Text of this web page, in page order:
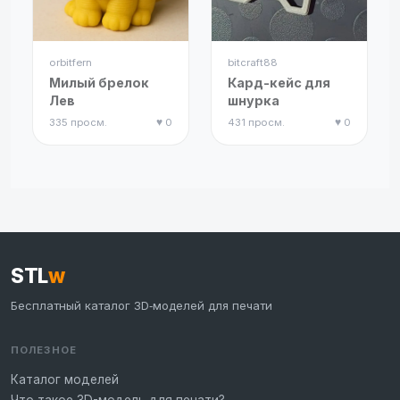
orbitfern
Милый брелок
Лев
335 просм. ♥ 0
bitcraft88
Кард-кейс для
шнурка
431 просм. ♥ 0
STLw
Бесплатный каталог 3D‑моделей для печати
ПОЛЕЗНОЕ
Каталог моделей